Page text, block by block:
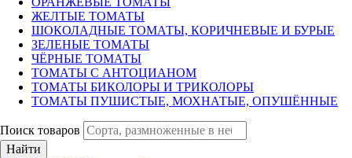
ЖЕЛТЫЕ ТОМАТЫ
ШОКОЛАДНЫЕ ТОМАТЫ, КОРИЧНЕВЫЕ И БУРЫЕ
ЗЕЛЕНЫЕ ТОМАТЫ
ЧЁРНЫЕ ТОМАТЫ
ТОМАТЫ С АНТОЦИАНОМ
ТОМАТЫ БИКОЛОРЫ И ТРИКОЛОРЫ
ТОМАТЫ ПУШИСТЫЕ, МОХНАТЫЕ, ОПУШЁННЫЕ
Поиск товаров
Найти